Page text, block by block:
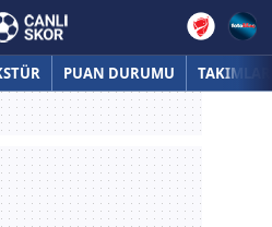
PUAN DURUMU TAKIMLAR